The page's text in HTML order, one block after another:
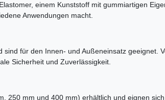
einem Kunststoff mit gummiartigen
Anwendungen macht.
für den Innen- und Außeneinsatz geeignet.
Sicherheit und Zuverlässigkeit.
250 mm und 400 mm) erhältlich und eignen